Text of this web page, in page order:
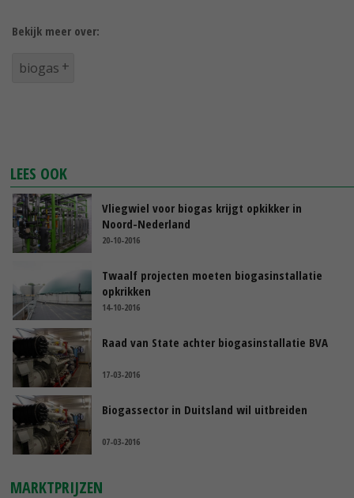
Bekijk meer over:
biogas
LEES OOK
Vliegwiel voor biogas krijgt opkikker in
Noord-Nederland
20-10-2016
Twaalf projecten moeten biogasinstallatie
opkrikken
14-10-2016
Raad van State achter biogasinstallatie BVA
17-03-2016
Biogassector in Duitsland wil uitbreiden
07-03-2016
MARKTPRIJZEN